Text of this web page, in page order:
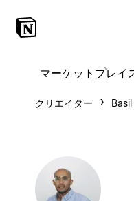
マーケットプレイ
クリエイター